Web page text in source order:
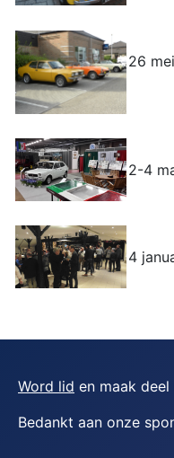
26
2-4
4
Word lid en maak
Bedankt aan onze